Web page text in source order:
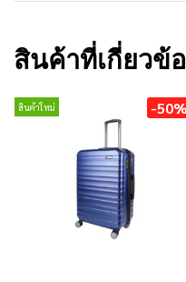
สินค้าที่เกี่ยวข้
สินค้าใหม่ -50%